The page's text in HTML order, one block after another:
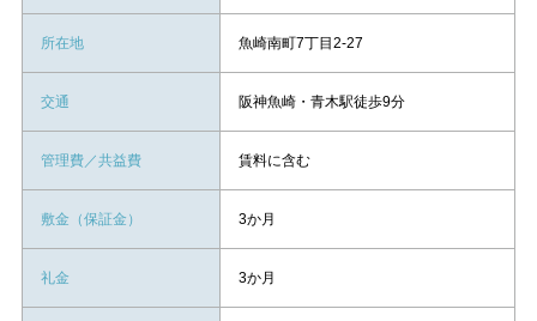
所在地 魚崎南町7丁目2-27
交通 阪神魚崎・青木駅徒歩9分
管理費／共益費 賃料に含む
敷金（保証金） 3か月
礼金 3か月